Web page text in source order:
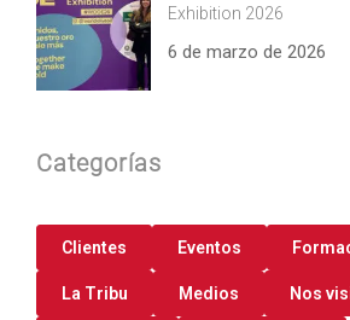
Exhibition 2026
6 de marzo de 2026
Categorías
Clientes Eventos
La Tribu Medios Nos